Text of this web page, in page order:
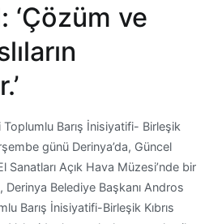
‘Çözüm ve
Barış İnisiyatifi- Birleşik
günü Derinya’da, Güncel
Sanatları Açık Hava Müzesi’nde bir
Belediye Başkanı Andros
Barış İnisiyatifi-Birleşik Kıbrıs